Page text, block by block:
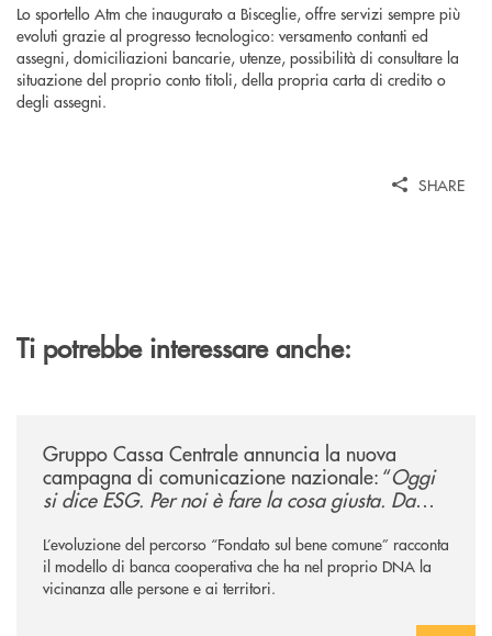
Lo sportello Atm che inaugurato a Bisceglie, offre servizi sempre più
evoluti grazie al progresso tecnologico: versamento contanti ed
assegni, domiciliazioni bancarie, utenze, possibilità di consultare la
situazione del proprio conto titoli, della propria carta di credito o
degli assegni.
SHARE
Ti potrebbe interessare anche:
Gruppo Cassa Centrale annuncia la nuova
campagna di comunicazione nazionale: “Oggi
si dice ESG. Per noi è fare la cosa giusta. Da
L’evoluzione del percorso “Fondato sul bene comune” racconta
il modello di banca cooperativa che ha nel proprio DNA la
vicinanza alle persone e ai territori.